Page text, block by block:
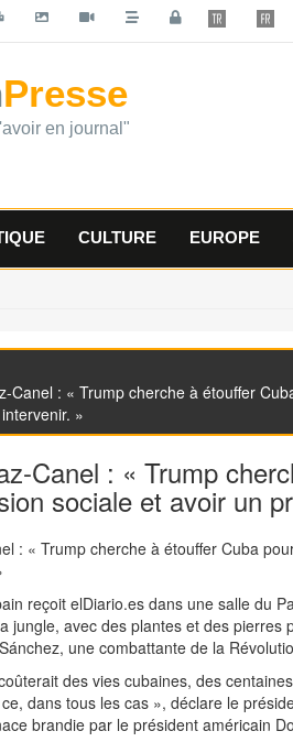
Presse
en journal"
CULTURE EUROPE
Canel : « Trump cherche à étouffer
»
Canel : « Trump
sociale et avoir un
: « Trump cherche à étouffer Cuba
reçoit elDiario.es dans une salle du
jungle, avec des plantes et des
une combattante de la
des vies cubaines, des
ce, dans tous les cas », déclare le
brandie par le président américain